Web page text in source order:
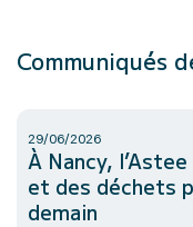
Communiqués
29/06/2026
À Nancy,
et des déchets
demain